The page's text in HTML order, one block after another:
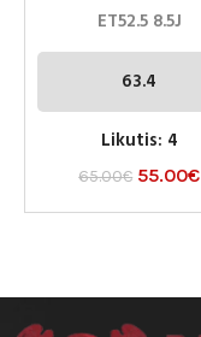
ET52.5 8.5J
63.4
Likutis: 4
65.00€ 55.00€